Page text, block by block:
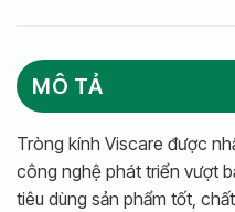
MÔ TẢ
Tròng kính Viscare được
công nghệ phát triển vượt
tiêu dùng sản phẩm tốt,